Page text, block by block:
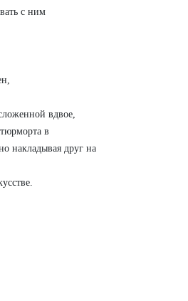
с ним
вдвое,
в
накладывая друг на